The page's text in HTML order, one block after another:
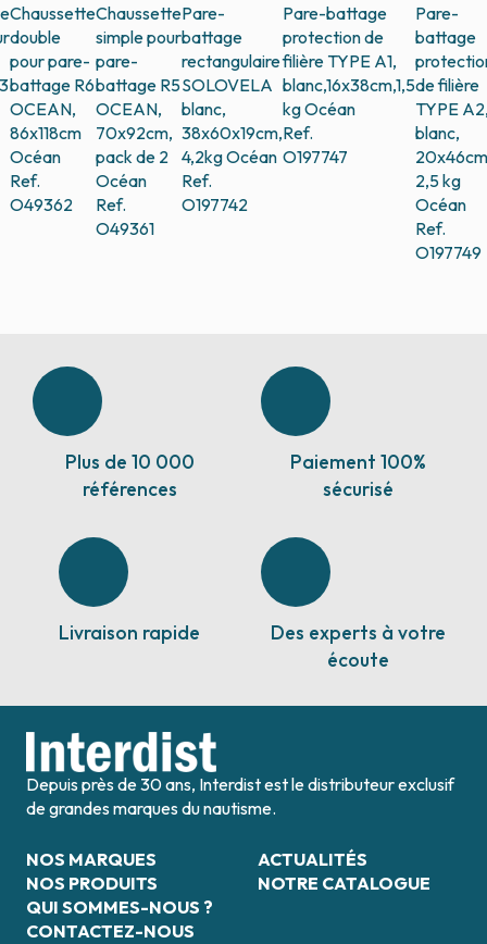
Chaussette
double
pour pare-
battage R6
OCEAN,
86x118cm
Océan
Ref.
O49362
Chaussette
simple pour
pare-
battage R5
OCEAN,
70x92cm,
pack de 2
Océan
Ref.
O49361
Pare-
battage
rectangulaire
SOLOVELA
blanc,
38x60x19cm,
4,2kgOcéan
Ref.
O197742
Pare-battage
protection de
filière TYPE A1,
blanc,16x38cm,1,5
kgOcéan
Ref.
O197747
Pare-
battage
de filière
TYPE
blanc,
2,5 kg
Océan
Ref.
O197749
Plus de 10 000
références
Paiement 100%
sécurisé
Livraison rapide
Des experts à votre
écoute
Depuis près de 30 ans, Interdist est le distributeur exclusif
de grandes marques du nautisme.
NOS MARQUES
NOS PRODUITS
QUI SOMMES-NOUS ?
CONTACTEZ-NOUS
ACTUALITÉS
NOTRE CATALOGUE